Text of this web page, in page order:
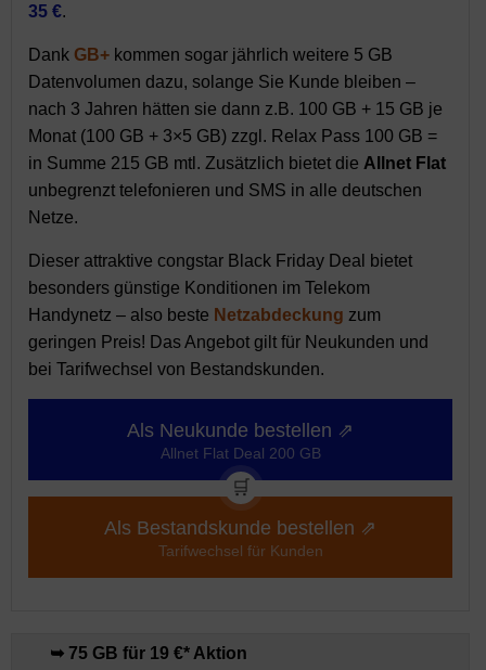
35 €.
Dank GB+ kommen sogar jährlich weitere 5 GB
Datenvolumen dazu, solange Sie Kunde bleiben –
nach 3 Jahren hätten sie dann z.B. 100 GB + 15 GB je
Monat (100 GB + 3×5 GB) zzgl. Relax Pass 100 GB =
in Summe 215 GB mtl. Zusätzlich bietet die Allnet Flat
unbegrenzt telefonieren und SMS in alle deutschen
Netze.
Dieser attraktive congstar Black Friday Deal bietet
besonders günstige Konditionen im Telekom
Handynetz – also beste Netzabdeckung zum
geringen Preis! Das Angebot gilt für Neukunden und
bei Tarifwechsel von Bestandskunden.
Als Neukunde bestellen ⇗
Allnet Flat Deal 200 GB
🛒
Als Bestandskunde bestellen ⇗
Tarifwechsel für Kunden
➥ 75 GB für 19 €* Aktion